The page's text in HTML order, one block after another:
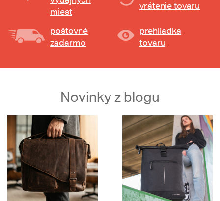
miest
vrátenie tovaru
poštovné
zadarmo
prehliadka
tovaru
Novinky z blogu